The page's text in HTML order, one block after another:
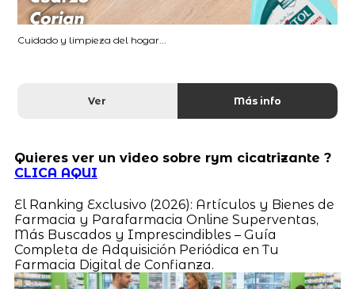
Cuidado y limpieza del hogar...
Ver Más info
Quieres ver un video sobre rym cicatrizante ?
CLICA AQUI
El Ranking Exclusivo (2026): Artículos y Bienes de
Farmacia y Parafarmacia Online Superventas,
Más Buscados y Imprescindibles – Guía
Completa de Adquisición Periódica en Tu
Farmacia Digital de Confianza.